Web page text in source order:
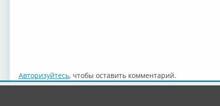
Авторизуйтесь, чтобы оставить комментарий.